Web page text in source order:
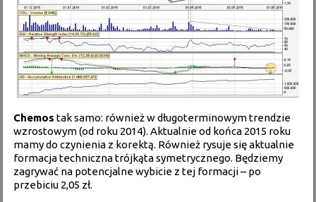
Chemos tak samo: również w długoterminowym trendzie
wzrostowym (od roku 2014). Aktualnie od końca 2015 roku
mamy do czynienia z korektą. Również rysuje się aktualnie
formacja techniczna trójkąta symetrycznego. Będziemy
zagrywać na potencjalne wybicie z tej formacji – po
przebiciu 2,05 zł.